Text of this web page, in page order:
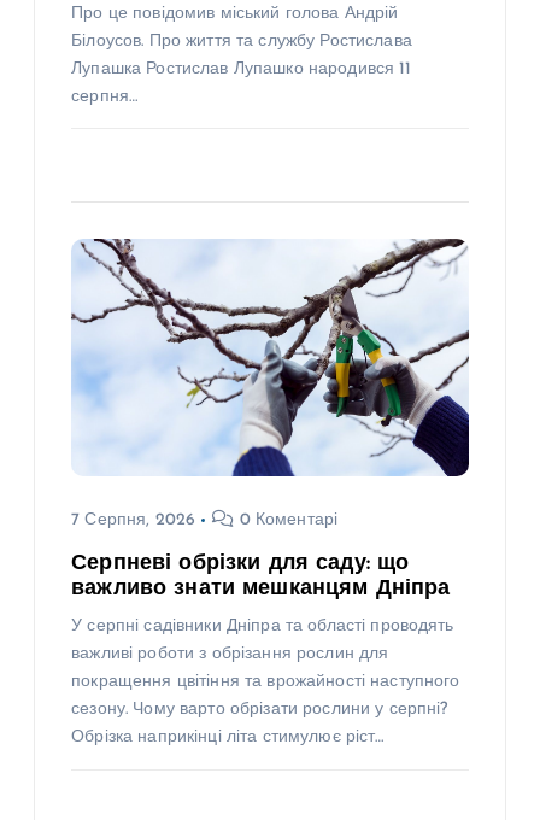
Про це повідомив міський голова Андрій
Білоусов. Про життя та службу Ростислава
Лупашка Ростислав Лупашко народився 11
серпня…
7 Серпня, 2026 0 Коментарі
Серпневі обрізки для саду: що
важливо знати мешканцям Дніпра
У серпні садівники Дніпра та області проводять
важливі роботи з обрізання рослин для
покращення цвітіння та врожайності наступного
сезону. Чому варто обрізати рослини у серпні?
Обрізка наприкінці літа стимулює ріст…